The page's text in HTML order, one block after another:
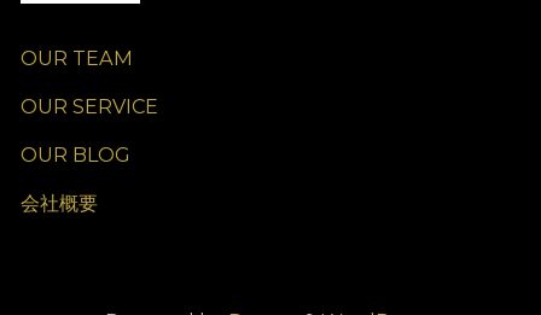
OUR TEAM
OUR SERVICE
OUR BLOG
会社概要